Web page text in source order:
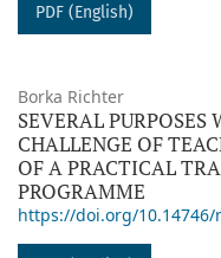
PDF (English)
Borka Richter
SEVERAL PURPOSES
CHALLENGE OF
OF A PRACTICAL
PROGRAMME
https://doi.org/10.14746/